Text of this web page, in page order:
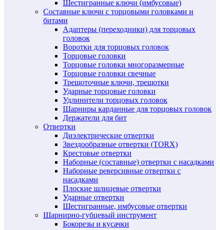
Шестигранные ключи (имбусовые)
Составные ключи с торцовыми головками и
битами
Адаптеры (переходники) для торцовых
головок
Воротки для торцовых головок
Торцовые головки
Торцовые головки многоразмерные
Торцовые головки свечные
Трещоточные ключи, трещотки
Ударные торцовые головки
Удлинители торцовых головок
Шарниры карданные для торцовых головок
Держатели для бит
Отвертки
Диэлектрические отвертки
Звездообразные отвертки (TORX)
Крестовые отвертки
Наборные (составные) отвертки с насадками
Наборные реверсивные отвертки с
насадками
Плоские шлицевые отвертки
Ударные отвертки
Шестигранные, имбусовые отвертки
Шарнирно-губцевый инструмент
Бокорезы и кусачки